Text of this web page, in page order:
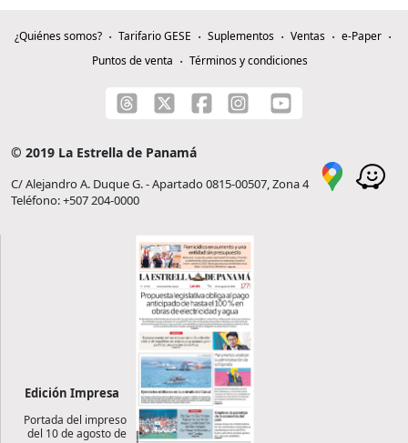
¿Quiénes somos? Tarifario GESE Suplementos Ventas
e-Paper
Puntos de venta
Términos y condiciones
© 2019 La Estrella de Panamá
C/ Alejandro A. Duque G. - Apartado 0815-00507, Zona 4
Teléfono: +507 204-0000
Edición Impresa
Portada del impreso
del 10 de agosto de